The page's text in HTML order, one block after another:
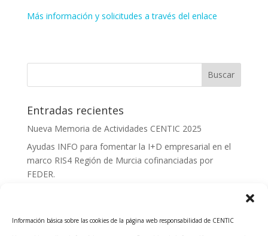
Información básica sobre las cookies de la página web responsabilidad de CENTIC
Más información y solicitudes a través del enlace
Entradas recientes
Nueva Memoria de Actividades CENTIC 2025
Ayudas INFO para fomentar la I+D empresarial en el
marco RIS4 Región de Murcia cofinanciadas por
FEDER.
Tecnológicos 2ª ed.